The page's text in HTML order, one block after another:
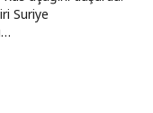
Suriye